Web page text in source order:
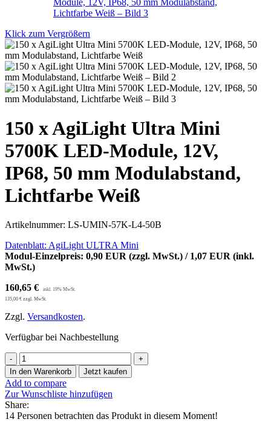
Klick zum Vergrößern
150 x AgiLight Ultra Mini
5700K LED-Module, 12V,
IP68, 50 mm Modulabstand,
Lichtfarbe Weiß
Artikelnummer: LS-UMIN-57K-L4-50B
Datenblatt: AgiLight ULTRA Mini
Modul-Einzelpreis: 0,90 EUR (zzgl. MwSt.) / 1,07 EUR (inkl.
MwSt.)
160,65 €
135,00 € zzgl. MwSt.
Zzgl. Versandkosten.
Verfügbar bei Nachbestellung
150
x
AgiLight
Ultra
Mini
5700K
In den Warenkorb Jetzt kaufen
Add to compare
Zur Wunschliste hinzufügen
Share:
14 Personen betrachten das Produkt in diesem Moment!